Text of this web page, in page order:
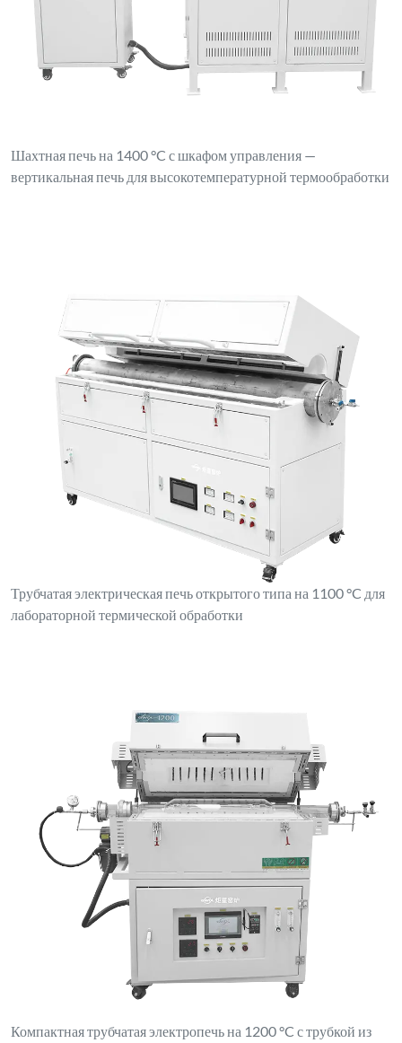
Шахтная печь на 1400 °C с шкафом управления —
вертикальная печь для высокотемпературной термообработки
Трубчатая электрическая печь открытого типа на 1100 °C для
лабораторной термической обработки
Компактная трубчатая электропечь на 1200 °C с трубкой из